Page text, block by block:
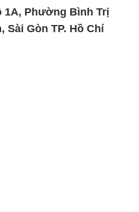
1A, Phường Bình Trị
Sài Gòn TP. Hồ Chí